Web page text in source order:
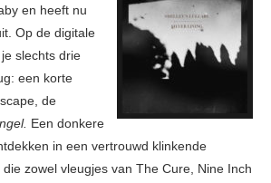
en heeft nu
Op de digitale
slechts drie
een korte
de
Een donkere
in een vertrouwd klinkende
zowel vleugjes van The Cure, Nine Inch